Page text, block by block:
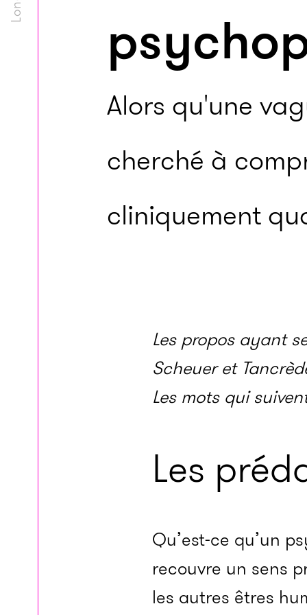
Alors qu'une
cherché à
cliniquement
Les propos ayant
Scheuer et
Les mots qui
Les
Qu’est-ce qu’un
recouvre un sens
les autres êtres